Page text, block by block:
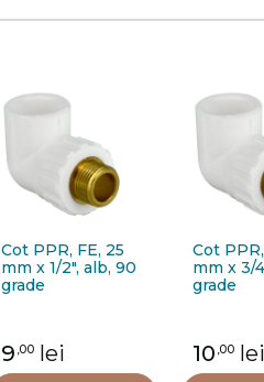
Cot PPR, FE, 25
mm x 1/2", alb, 90
grade
9 ,00 lei
Cot
mm x 3/
grade
10 ,00 lei